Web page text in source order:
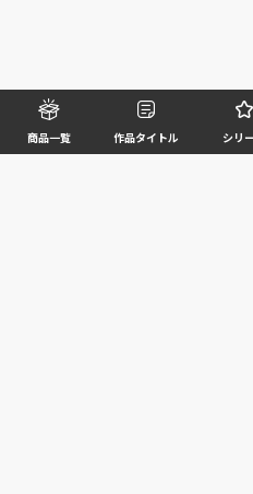
商品一覧 作品タイトル シリ